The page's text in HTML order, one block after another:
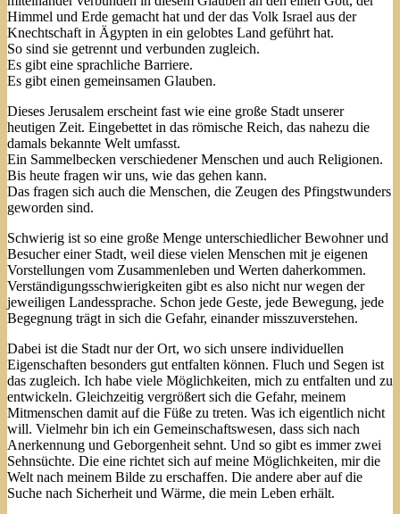
Himmel und Erde gemacht hat und der das Volk Israel aus der
Knechtschaft in Ägypten in ein gelobtes Land geführt hat.
So sind sie getrennt und verbunden zugleich.
Es gibt eine sprachliche Barriere.
Es gibt einen gemeinsamen Glauben.
Dieses Jerusalem erscheint fast wie eine große Stadt unserer
heutigen Zeit. Eingebettet in das römische Reich, das nahezu die
damals bekannte Welt umfasst.
Ein Sammelbecken verschiedener Menschen und auch Religionen.
Bis heute fragen wir uns, wie das gehen kann.
Das fragen sich auch die Menschen, die Zeugen des Pfingstwunders
geworden sind.
Schwierig ist so eine große Menge unterschiedlicher Bewohner und
Besucher einer Stadt, weil diese vielen Menschen mit je eigenen
Vorstellungen vom Zusammenleben und Werten daherkommen.
Verständigungsschwierigkeiten gibt es also nicht nur wegen der
jeweiligen Landessprache. Schon jede Geste, jede Bewegung, jede
Begegnung trägt in sich die Gefahr, einander misszuverstehen.
Dabei ist die Stadt nur der Ort, wo sich unsere individuellen
Eigenschaften besonders gut entfalten können. Fluch und Segen ist
das zugleich. Ich habe viele Möglichkeiten, mich zu entfalten und zu
entwickeln. Gleichzeitig vergrößert sich die Gefahr, meinem
Mitmenschen damit auf die Füße zu treten. Was ich eigentlich nicht
will. Vielmehr bin ich ein Gemeinschaftswesen, dass sich nach
Anerkennung und Geborgenheit sehnt. Und so gibt es immer zwei
Sehnsüchte. Die eine richtet sich auf meine Möglichkeiten, mir die
Welt nach meinem Bilde zu erschaffen. Die andere aber auf die
Suche nach Sicherheit und Wärme, die mein Leben erhält.